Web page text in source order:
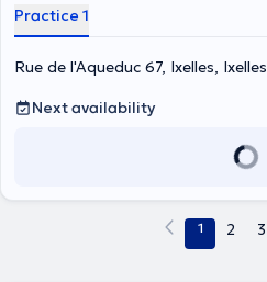
Practice 1
Rue de l'Aqueduc 67, Ixelles, Ixelles
Next availability
1 2 3